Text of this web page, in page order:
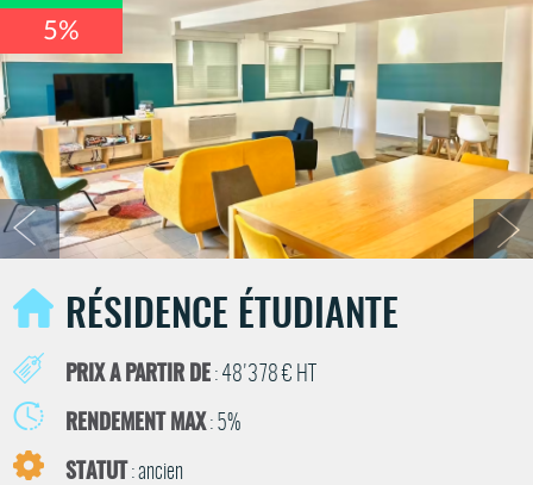
5%
RÉSIDENCE ÉTUDIANTE
PRIX A PARTIR DE : 48'378 € HT
RENDEMENT MAX: 5%
STATUT : ancien